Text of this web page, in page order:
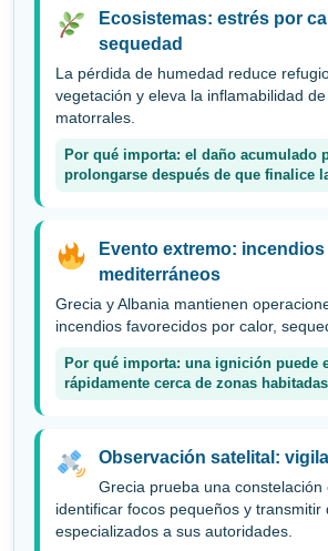
Ecosistemas: estrés por
sequedad
La pérdida de humedad reduce
vegetación y eleva la inflamabilidad
matorrales.
Por qué importa: el daño acumulado
prolongarse después de que finalice
Evento extremo: incendios
mediterráneos
Grecia y Albania mantienen
incendios favorecidos por calor,
Por qué importa: una ignición puede
rápidamente cerca de zonas
Observación satelital:
Grecia prueba una constelación
identificar focos pequeños y transmitir
especializados a sus autoridades.